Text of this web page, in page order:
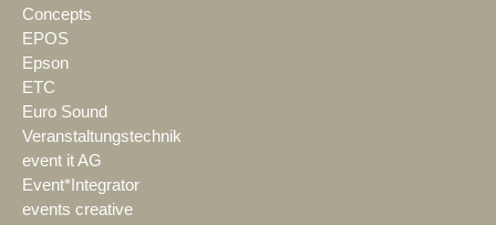
Concepts
EPOS
Epson
ETC
Euro Sound
Veranstaltungstechnik
event it AG
Event*Integrator
events creative